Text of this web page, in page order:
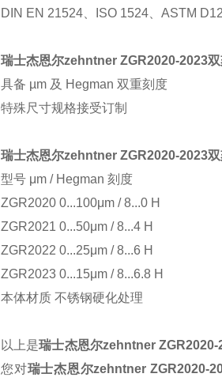
DIN EN 21524、ISO 1524、ASTM
瑞士杰恩尔zehntner ZGR2020-2023
具备 µm 及 Hegman 双重刻度
特殊尺寸规格接受订制
瑞士杰恩尔zehntner ZGR2020-2023
型号 μm / Hegman 刻度
ZGR2020 0...100μm / 8...0 H
ZGR2021 0...50μm / 8...4 H
ZGR2022 0...25μm / 8...6 H
ZGR2023 0...15μm / 8...6.8 H
本体材质 不锈钢硬化处理
以上是瑞士杰恩尔zehntner ZGR2020-
您对瑞士杰恩尔zehntner ZGR2020-